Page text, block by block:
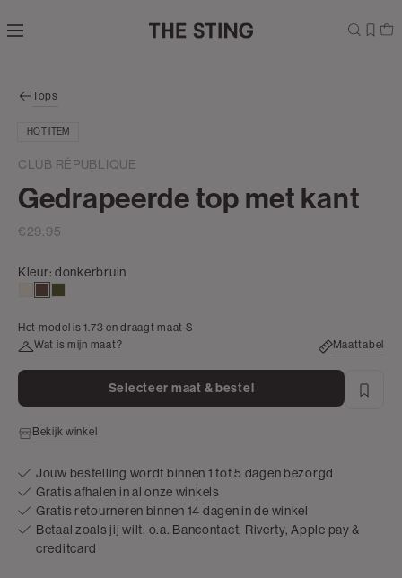
direct naar
zoekbalk
naar de
Tops
HOT ITEM
CLUB RÉPUBLIQUE
Gedrapeerde top met kant
€29.95
Kleur:donkerbruin
white
Het model is 1.73 en draagt maat S
Wat is mijn maat?
Maattabel
Selecteer maat & bestel
Bekijk winkel
Jouw bestelling wordt binnen 1 tot 5 dagen bezorgd
Gratis afhalen in al onze winkels
Gratis retourneren binnen 14 dagen in de winkel
Betaal zoals jij wilt: o.a. Bancontact, Riverty, Apple pay &
creditcard